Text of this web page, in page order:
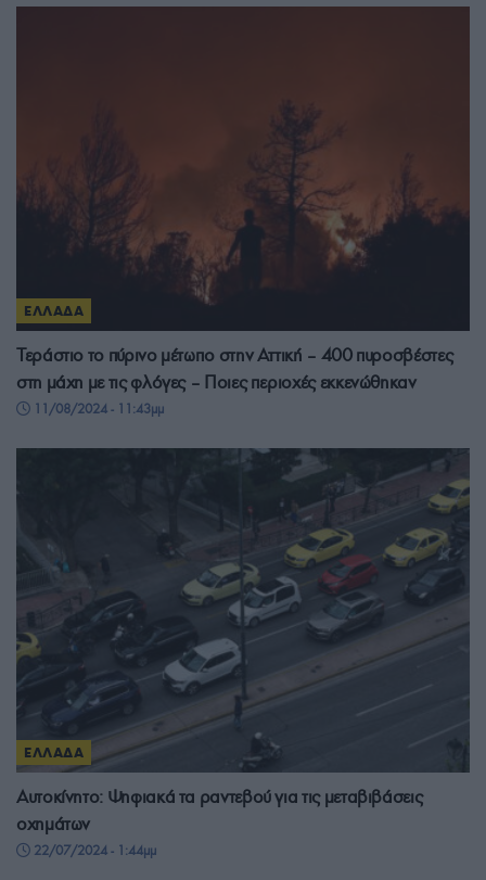
ΕΛΛΑΔΑ
Τεράστιο το πύρινο μέτωπο στην Αττική – 400 πυροσβέστες
στη μάχη με τις φλόγες – Ποιες περιοχές εκκενώθηκαν
11/08/2024 - 11:43μμ
ΕΛΛΑΔΑ
Αυτοκίνητο: Ψηφιακά τα ραντεβού για τις μεταβιβάσεις
οχημάτων
22/07/2024 - 1:44μμ